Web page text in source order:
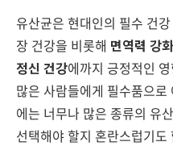
유산균은 현대인의 필수 건
장 건강을 비롯해 면역력 강
정신 건강에까지 긍정적인
많은 사람들에게 필수품으
에는 너무나 많은 종류의 유
선택해야 할지 혼란스럽기도